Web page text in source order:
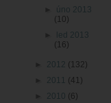
úno 2013
(10)
led 2013
(16)
2012 (132)
2011 (41)
2010 (6)